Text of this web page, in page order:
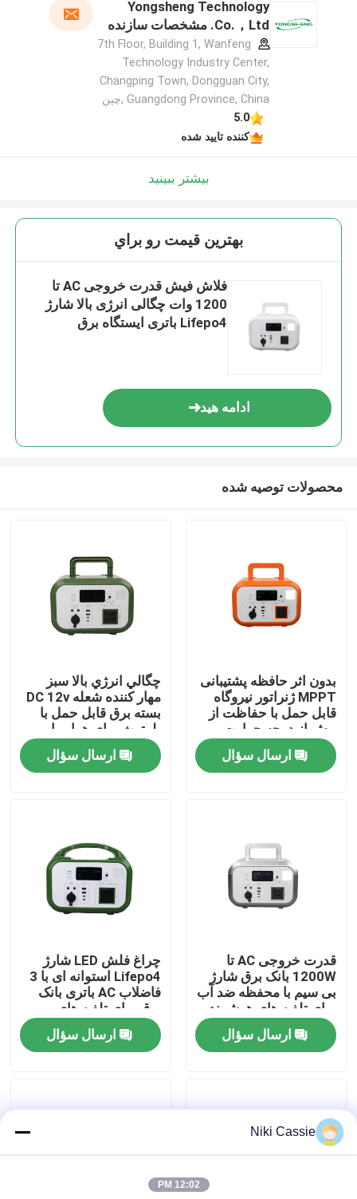
صفحه اصلی
درباره ما
کنترل کیفیت
با ما تماس بگیرید
درخواست نقل قول
نیروگاه خورشیدی قابل حمل
Yongsheng Technology
Co.，Ltd. مشخصات سازنده
7th Floor, Building 1, Wanfeng
Technology Industry Center,
Changping Town, Dongguan City,
Guangdong Province, China ,چین
5.0
کننده تایید شده
بیشتر ببینید
بهترين قيمت رو براي
فلاش فیش قدرت خروجی AC تا
1200 وات چگالی انرژی بالا شارژ
Lifepo4 باتری ایستگاه برق
ادامه هید
محصولات توصیه شده
بدون اثر حافظه پشتیبانی
MPPT ژنراتور نیروگاه
قابل حمل با حفاظت از
بیش از درجه حرارت
برای کمک به فاجعه
ارسال سؤال
چگالي انرژي بالا سبز
مهار کننده شعله DC 12v
بسته برق قابل حمل با
بلوتوث برای هواپیما
بدون سرنشین
ارسال سؤال
قدرت خروجی AC تا
1200W بانک برق شارژ
بی سیم با محفظه ضد آب
برای تلفن های هوشمند
ارسال سؤال
چراغ فلش LED شارژ
Lifepo4 استوانه ای با 3
فاضلاب AC باتری بانک
برق برای تلفن های
هوشمند
ارسال سؤال
Niki Cassie
12:02 PM